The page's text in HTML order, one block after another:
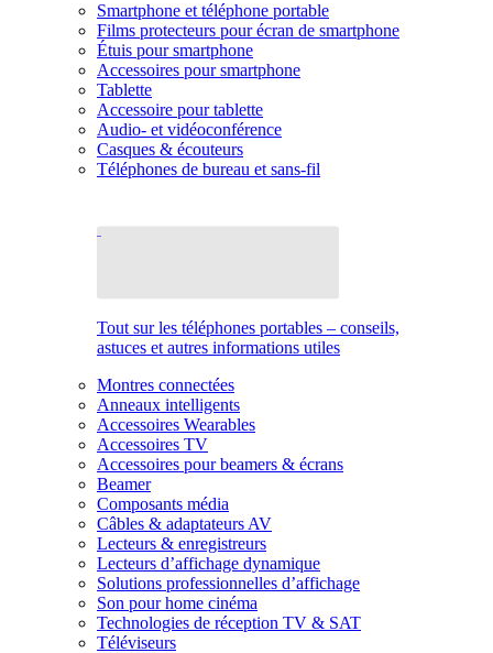
Smartphone et téléphone portable
Films protecteurs pour écran de smartphone
Étuis pour smartphone
Accessoires pour smartphone
Tablette
Accessoire pour tablette
Audio- et vidéoconférence
Casques & écouteurs
Téléphones de bureau et sans-fil
Tout sur les téléphones portables – conseils,
astuces et autres informations utiles
Montres connectées
Anneaux intelligents
Accessoires Wearables
Accessoires TV
Accessoires pour beamers & écrans
Beamer
Composants média
Câbles & adaptateurs AV
Lecteurs & enregistreurs
Lecteurs d’affichage dynamique
Solutions professionnelles d’affichage
Son pour home cinéma
Technologies de réception TV & SAT
Téléviseurs